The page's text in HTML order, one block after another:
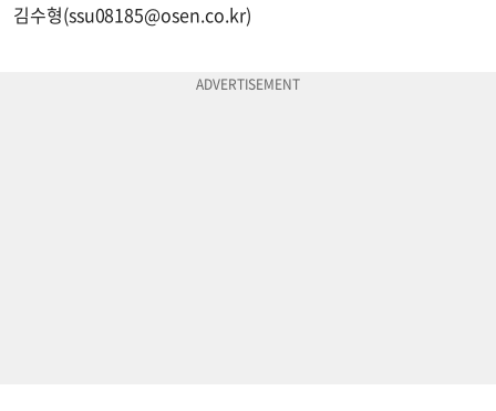
김수형(ssu08185@osen.co.kr)